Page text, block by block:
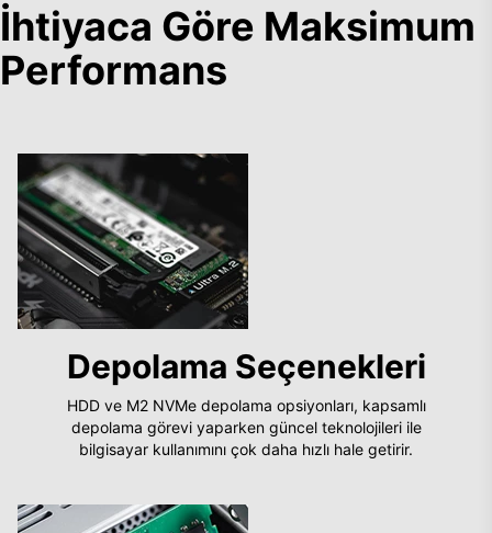
İhtiyaca Göre Maksimum
Performans
Depolama Seçenekleri
HDD ve M2 NVMe depolama opsiyonları, kapsamlı
depolama görevi yaparken güncel teknolojileri ile
bilgisayar kullanımını çok daha hızlı hale getirir.